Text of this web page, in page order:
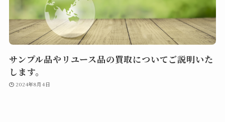
サンプル品やリユース品の買取についてご説明いた
します。
2024年8月4日